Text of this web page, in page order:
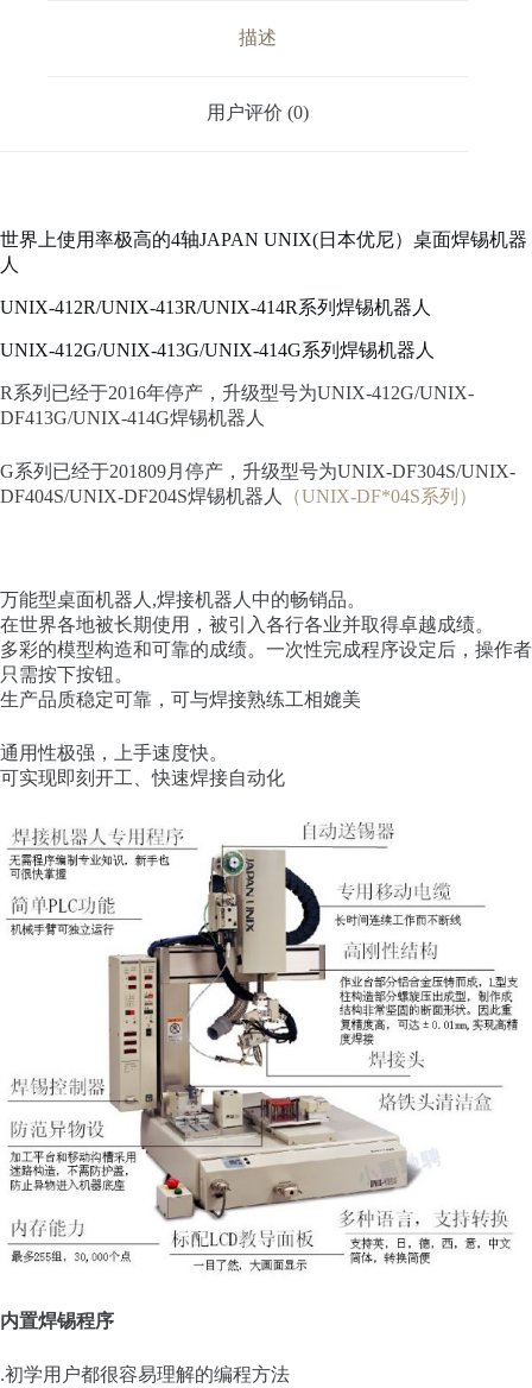
描述
用户评价 (0)
世界上使用率极高的4轴JAPAN UNIX(日本优尼）桌面焊锡机器
人
UNIX-412R/UNIX-413R/UNIX-414R系列焊锡机器人
UNIX-412G/UNIX-413G/UNIX-414G系列焊锡机器人
R系列已经于2016年停产，升级型号为UNIX-412G/UNIX-
DF413G/UNIX-414G焊锡机器人
G系列已经于201809月停产，升级型号为UNIX-DF304S/UNIX-
DF404S/UNIX-DF204S焊锡机器人
（UNIX-DF*04S系列）
万能型桌面机器人,焊接机器人中的畅销品。
在世界各地被长期使用，被引入各行各业并取得卓越成绩。
多彩的模型构造和可靠的成绩。一次性完成程序设定后，操作者
只需按下按钮。
生产品质稳定可靠，可与焊接熟练工相媲美
通用性极强，上手速度快。
可实现即刻开工、快速焊接自动化
内置焊锡程序
.初学用户都很容易理解的编程方法